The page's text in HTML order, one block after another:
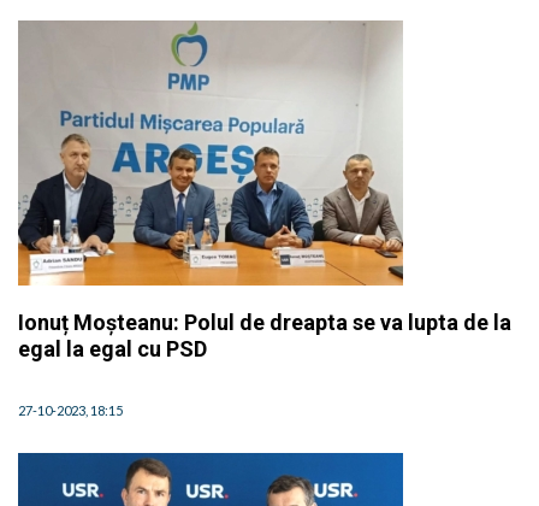
Ionuț Moșteanu: Polul de dreapta se va lupta de la
egal la egal cu PSD
27-10-2023, 18:15